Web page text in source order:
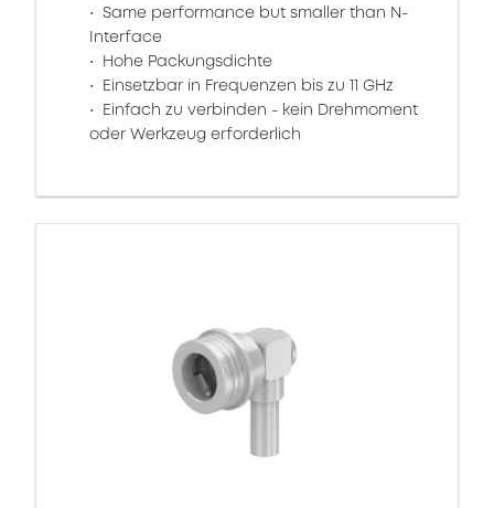
Same performance but smaller than N-
Interface
Hohe Packungsdichte
Einsetzbar in Frequenzen bis zu 11 GHz
Einfach zu verbinden - kein Drehmoment
oder Werkzeug erforderlich